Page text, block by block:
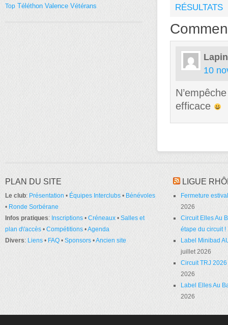
RÉSULTATS
10
efficace
Top Téléthon Valence Vétérans
PLAN DU SITE
Le club: Présentation • Équipes Interclubs • Bénévoles
• Ronde Sorbérane
Infos pratiques: Inscriptions • Créneaux • Salles et
plan d\'accès • Compétitions •Agenda
Divers: Liens • FAQ • Sponsors •Ancien site
LIGUE
Fermeture
2026
Circuit Elles Au
étape du circuit !
Label Minibad
juillet 2026
Circuit TRJ
2026
Label Elles Au
2026